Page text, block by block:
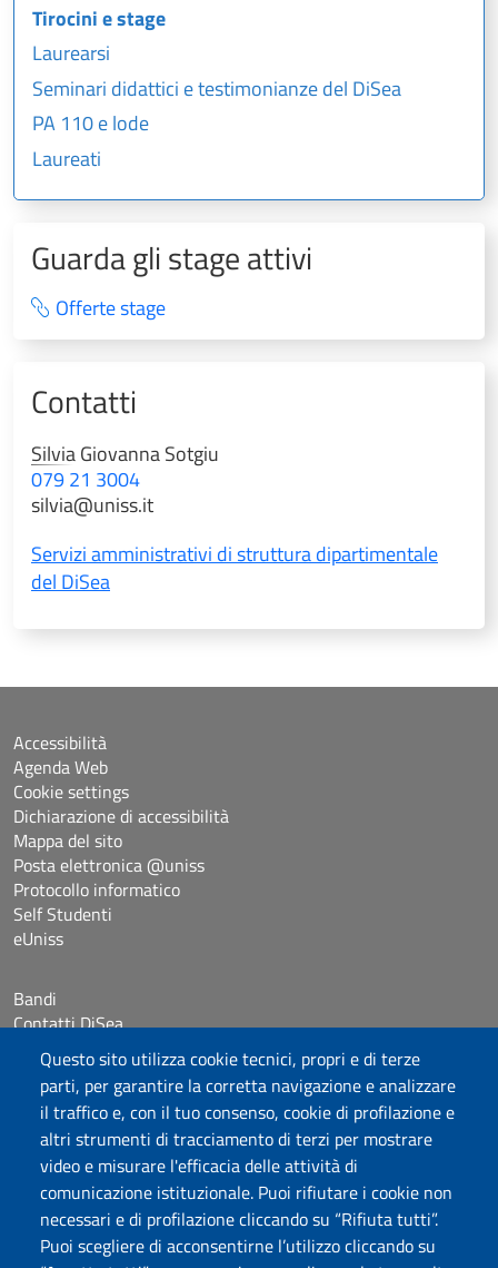
Questo sito utilizza cookie tecnici, propri e di terze
parti, per garantire la corretta navigazione e analizzare
il traffico e, con il tuo consenso, cookie di profilazione e
altri strumenti di tracciamento di terzi per mostrare
video e misurare l'efficacia delle attività di
comunicazione istituzionale. Puoi rifiutare i cookie non
necessari e di profilazione cliccando su “Rifiuta tutti”.
Puoi scegliere di acconsentirne l’utilizzo cliccando su
Tirocini e stage
Laurearsi
Seminari didattici e testimonianze del DiSea
PA 110 e lode
Laureati
Guarda gli stage attivi
Offerte stage
Contatti
Silvia GiovannaSotgiu
079 21 3004
silvia@uniss.it
Servizi amministrativi di struttura dipartimentale
del DiSea
Università degli Studi di Sassari
Dipartimento di Scienze Economiche e Aziendali
Via Muroni 25, 07100 Sassari
Accessibilità
Agenda Web
Cookie settings
Dichiarazione di accessibilità
Mappa del sito
Posta elettronica @uniss
Protocollo informatico
Self Studenti
eUniss
Bandi
Contatti DiSea
Occupazione giornaliera aule
Prenotazione Sala riunioni
Seguici su